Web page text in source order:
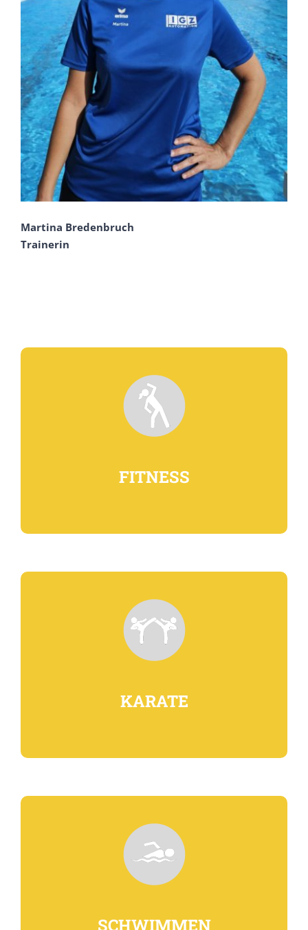
Martina Bredenbruch
Trainerin
FITNESS
KARATE
SCHWIMMEN